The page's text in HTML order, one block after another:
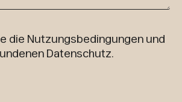
die Nutzungsbedingungen und
Datenschutz.